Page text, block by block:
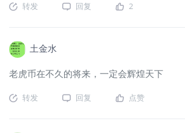
转发 回复 2
土金水
老虎币在不久的将来，一定会辉煌天下
转发 回复 点赞